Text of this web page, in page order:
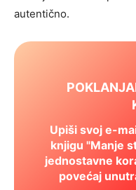
autentično.
Upiši svoj e-
knjigu "Manje
jednostavne
povećaj